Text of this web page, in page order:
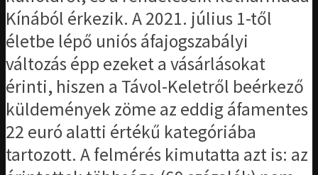
Kínából érkezik. A 2021. július 1-től
életbe lépő uniós áfajogszabályi
változás épp ezeket a vásárlásokat
érinti, hiszen a Távol-Keletről beérkező
küldemények zöme az eddig áfamentes
22 euró alatti értékű kategóriába
tartozott. A felmérés kimutatta azt is: az